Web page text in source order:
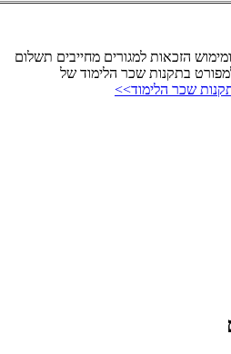
הזכאות למגורים מחייבים תשלום
בתקנות שכר הלימוד של
שכר הלימוד>>